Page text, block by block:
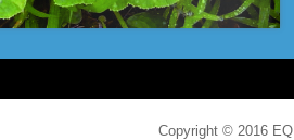
Copyright © 2016